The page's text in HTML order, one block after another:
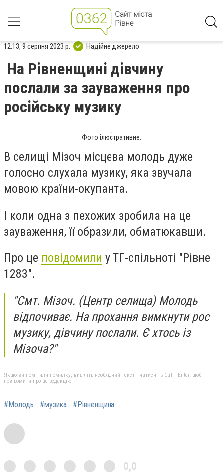
12:13, 9 серпня 2023 р. Надійне джерело
На Рівненщині дівчину
послали за зауваження про
російську музику
Фото ілюстративне.
В селищі Мізоч місцева молодь дуже
голосно слухала музику, яка звучала
мовою країни-окупанта.
І коли одна з пехожих зробила на це
зауваження, її образили, обматюкавши.
Про це повідомили у ТГ-спільноті "Рівне
1283".
"Смт. Мізоч. (Центр селища) Молодь
відпочиває. На прохання вимкнути рос
музику, дівчину послали. Є хтось із
Мізоча?"
Якщо ви помітили помилку, виділіть необхідний текст і натисніть Ctrl + Enter, щоб
повідомити про це редакцію
#Молодь #музика #Рівненщина
0,0